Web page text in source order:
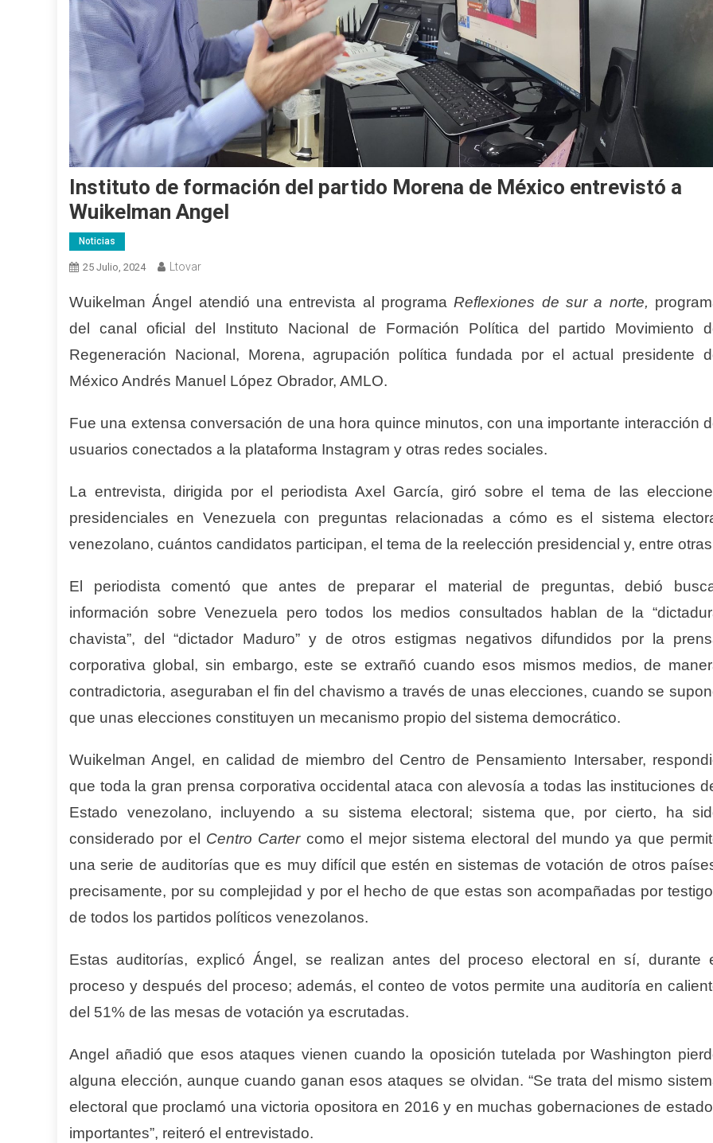
Instituto de formación del partido Morena de México entrevistó a
Wuikelman Angel
Noticias
25 Julio, 2024 Ltovar
Wuikelman Ángel atendió una entrevista al programaReflexiones de sur a norte,
del canal oficial del Instituto Nacional de Formación Política del partido Movimiento
Regeneración Nacional, Morena, agrupación política fundada por el actual presidente
México Andrés Manuel López Obrador, AMLO.
Fue una extensa conversación de una hora quince minutos, con una importante interacción
usuarios conectados a la plataforma Instagram y otras redes sociales.
La entrevista, dirigida por el periodista Axel García, giró sobre el tema de las
presidenciales en Venezuela con preguntas relacionadas a cómo es el sistema
venezolano, cuántos candidatos participan, el tema de la reelección presidencial y, entre
El periodista comentó que antes de preparar el material de preguntas, debió
información sobre Venezuela pero todos los medios consultados hablan de la
chavista”, del “dictador Maduro” y de otros estigmas negativos difundidos por la
corporativa global, sin embargo, este se extrañó cuando esos mismos medios, de
contradictoria, aseguraban el fin del chavismo a través de unas elecciones, cuando se
que unas elecciones constituyen un mecanismo propio del sistema democrático.
Wuikelman Angel, en calidad de miembro del Centro de Pensamiento Intersaber,
que toda la gran prensa corporativa occidental ataca con alevosía a todas las instituciones
Estado venezolano, incluyendo a su sistema electoral; sistema que, por cierto, ha
considerado por el Centro Cartercomo el mejor sistema electoral del mundo ya que
una serie de auditorías que es muy difícil que estén en sistemas de votación de otros
precisamente, por su complejidad y por el hecho de que estas son acompañadas por
de todos los partidos políticos venezolanos.
Estas auditorías, explicó Ángel, se realizan antes del proceso electoral en sí, durante
proceso y después del proceso; además, el conteo de votos permite una auditoría en
del 51% de las mesas de votación ya escrutadas.
Angel añadió que esos ataques vienen cuando la oposición tutelada por Washington
alguna elección, aunque cuando ganan esos ataques se olvidan. “Se trata del mismo
electoral que proclamó una victoria opositora en 2016 y en muchas gobernaciones de
importantes”, reiteró el entrevistado.